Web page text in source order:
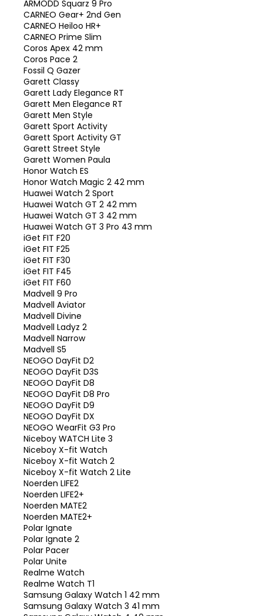
ARMODD Squarz 9 Pro
CARNEO Gear+ 2nd Gen
CARNEO Heiloo HR+
CARNEO Prime Slim
Coros Apex 42 mm
Coros Pace 2
Fossil Q Gazer
Garett Classy
Garett Lady Elegance RT
Garett Men Elegance RT
Garett Men Style
Garett Sport Activity
Garett Sport Activity GT
Garett Street Style
Garett Women Paula
Honor Watch ES
Honor Watch Magic 2 42 mm
Huawei Watch 2 Sport
Huawei Watch GT 2 42 mm
Huawei Watch GT 3 42 mm
Huawei Watch GT 3 Pro 43 mm
iGet FIT F20
iGet FIT F25
iGet FIT F30
iGet FIT F45
iGet FIT F60
Madvell 9 Pro
Madvell Aviator
Madvell Divine
Madvell Ladyz 2
Madvell Narrow
Madvell S5
NEOGO DayFit D2
NEOGO DayFit D3S
NEOGO DayFit D8
NEOGO DayFit D8 Pro
NEOGO DayFit D9
NEOGO DayFit DX
NEOGO WearFit G3 Pro
Niceboy WATCH Lite 3
Niceboy X-fit Watch
Niceboy X-fit Watch 2
Niceboy X-fit Watch 2 Lite
Noerden LIFE2
Noerden LIFE2+
Noerden MATE2
Noerden MATE2+
Polar Ignate
Polar Ignate 2
Polar Pacer
Polar Unite
Realme Watch
Realme Watch T1
Samsung Galaxy Watch 1 42 mm
Samsung Galaxy Watch 3 41 mm